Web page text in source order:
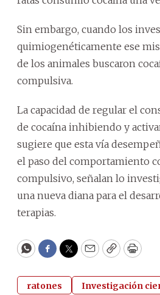
Sin embargo, cuando los
quimiogenéticamente ese
de los animales buscaron
compulsiva.
La capacidad de regular el
de cocaína inhibiendo y
sugiere que esta vía
el paso del comportamiento
compulsivo, señalan lo
una nueva diana para el
terapias.
WhatsApp
Facebook
Twitter
EmailCopyPrint
ratones Investigación